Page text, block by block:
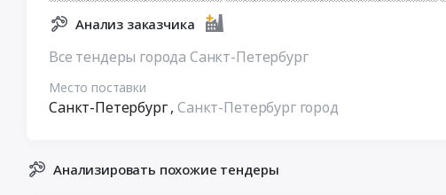
Анализ заказчика
Все тендеры города Санкт-Петербург
Место поставки
Санкт-Петербург,Санкт-Петербург город
Анализировать похожие тендеры